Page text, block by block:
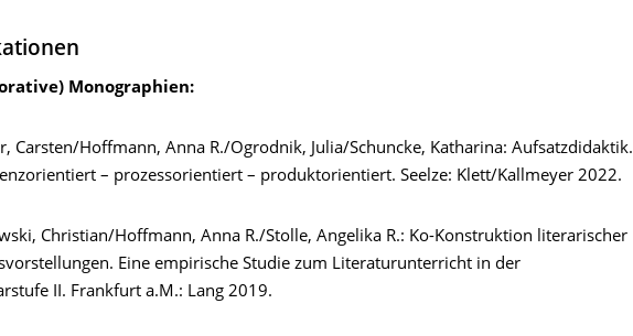
Monographien:
Carsten/Hoffmann, Anna R./Ogrodnik, Julia/Schuncke, Katharina: Aufsatzdidaktik.
– prozessorientiert – produktorientiert. Seelze: Klett/Kallmeyer 2022.
Christian/Hoffmann, Anna R./Stolle, Angelika R.: Ko-Konstruktion literarischer
Eine empirische Studie zum Literaturunterricht in der
II. Frankfurt a.M.: Lang 2019.